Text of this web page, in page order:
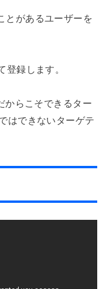
とがあるユーザーを
録します。
からこそできるター
はできないターゲテ